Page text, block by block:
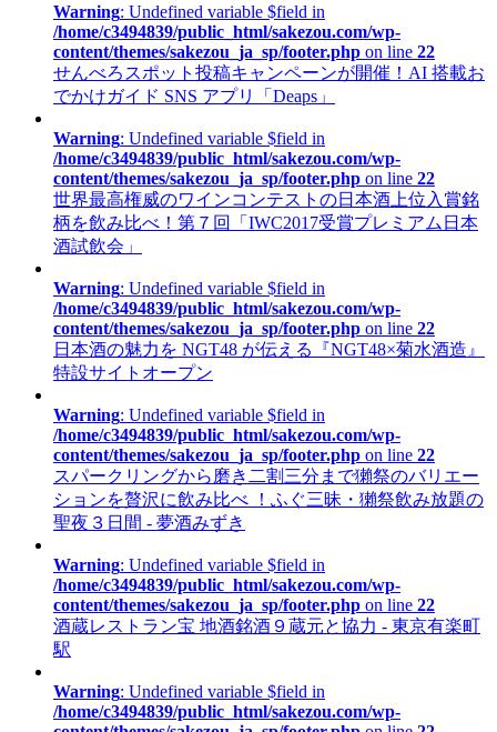
Warning: Undefined variable $field in
/home/c3494839/public_html/sakezou.com/wp-
content/themes/sakezou_ja_sp/footer.php on line 22
せんべろスポット投稿キャンペーンが開催！AI 搭載お
でかけガイド SNS アプリ「Deaps」
Warning: Undefined variable $field in
/home/c3494839/public_html/sakezou.com/wp-
content/themes/sakezou_ja_sp/footer.php on line 22
世界最高権威のワインコンテストの日本酒上位入賞銘
柄を飲み比べ！第７回「IWC2017受賞プレミアム日本
酒試飲会」
Warning: Undefined variable $field in
/home/c3494839/public_html/sakezou.com/wp-
content/themes/sakezou_ja_sp/footer.php on line 22
日本酒の魅力を NGT48 が伝える『NGT48×菊水酒造』
特設サイトオープン
Warning: Undefined variable $field in
/home/c3494839/public_html/sakezou.com/wp-
content/themes/sakezou_ja_sp/footer.php on line 22
スパークリングから磨き二割三分まで獺祭のバリエー
ションを贅沢に飲み比べ ！ふぐ三昧・獺祭飲み放題の
聖夜３日間 - 夢酒みずき
Warning: Undefined variable $field in
/home/c3494839/public_html/sakezou.com/wp-
content/themes/sakezou_ja_sp/footer.php on line 22
酒蔵レストラン宝 地酒銘酒９蔵元と協力 - 東京有楽町
駅
Warning: Undefined variable $field in
/home/c3494839/public_html/sakezou.com/wp-